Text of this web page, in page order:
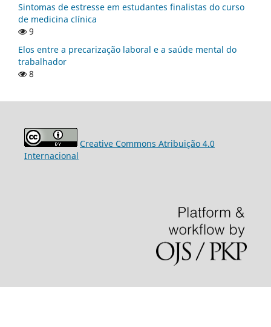
Sintomas de estresse em estudantes finalistas do curso
de medicina clínica
9
Elos entre a precarização laboral e a saúde mental do
trabalhador
8
Creative Commons Atribuição 4.0
Internacional